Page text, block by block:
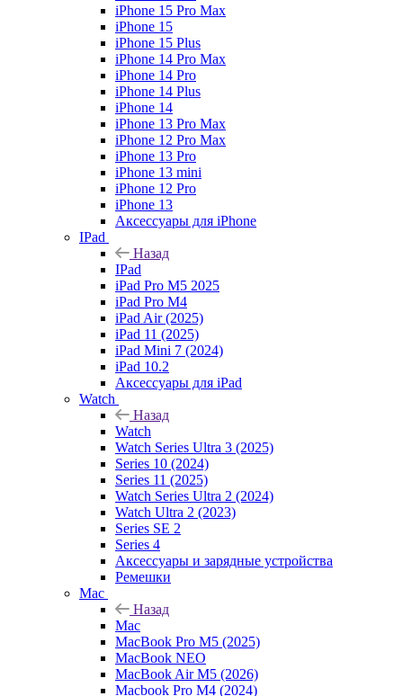
iPhone 15 Pro Max
iPhone 15
iPhone 15 Plus
iPhone 14 Pro Max
iPhone 14 Pro
iPhone 14 Plus
iPhone 14
iPhone 13 Pro Max
iPhone 12 Pro Max
iPhone 13 Pro
iPhone 13 mini
iPhone 12 Pro
iPhone 13
Аксессуары для iPhone
IPad
Назад
IPad
iPad Pro M5 2025
iPad Pro M4
iPad Air (2025)
iPad 11 (2025)
iPad Mini 7 (2024)
iPad 10.2
Аксессуары для iPad
Watch
Назад
Watch
Watch Series Ultra 3 (2025)
Series 10 (2024)
Series 11 (2025)
Watch Series Ultra 2 (2024)
Watch Ultra 2 (2023)
Series SE 2
Series 4
Аксессуары и зарядные устройства
Ремешки
Mac
Назад
Mac
MacBook Pro M5 (2025)
MacBook NEO
MacBook Air M5 (2026)
Macbook Pro M4 (2024)